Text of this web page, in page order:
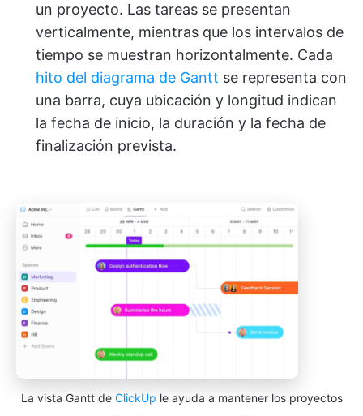
un proyecto. Las tareas se presentan
verticalmente, mientras que los intervalos de
tiempo se muestran horizontalmente. Cada
hito del diagrama de Gantt se representa con
una barra, cuya ubicación y longitud indican
la fecha de inicio, la duración y la fecha de
finalización prevista.
La vista Gantt de ClickUp le ayuda a mantener los proyectos